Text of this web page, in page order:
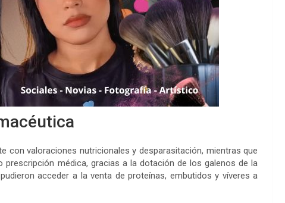
con valoraciones nutricionales y desparasitación, mientras que
médica, gracias a la dotación de los galenos de la
acceder a la venta de proteínas, embutidos y víveres a